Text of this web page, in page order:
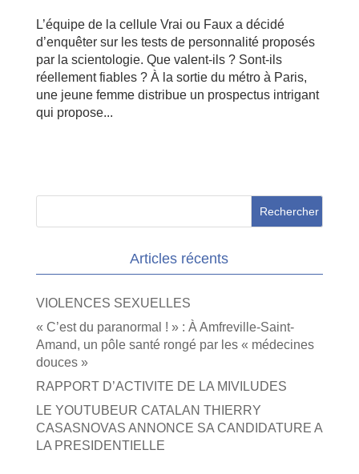
L’équipe de la cellule Vrai ou Faux a décidé
d’enquêter sur les tests de personnalité proposés
par la scientologie. Que valent-ils ? Sont-ils
réellement fiables ? À la sortie du métro à Paris,
une jeune femme distribue un prospectus intrigant
qui propose...
Articles récents
VIOLENCES SEXUELLES
« C’est du paranormal ! » : À Amfreville-Saint-
Amand, un pôle santé rongé par les « médecines
douces »
RAPPORT D’ACTIVITE DE LA MIVILUDES
LE YOUTUBEUR CATALAN THIERRY
CASASNOVAS ANNONCE SA CANDIDATURE A
LA PRESIDENTIELLE